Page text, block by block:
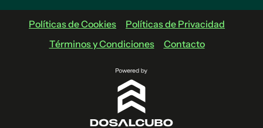
Políticas de Cookies
Políticas de Privacidad
Términos y Condiciones
Contacto